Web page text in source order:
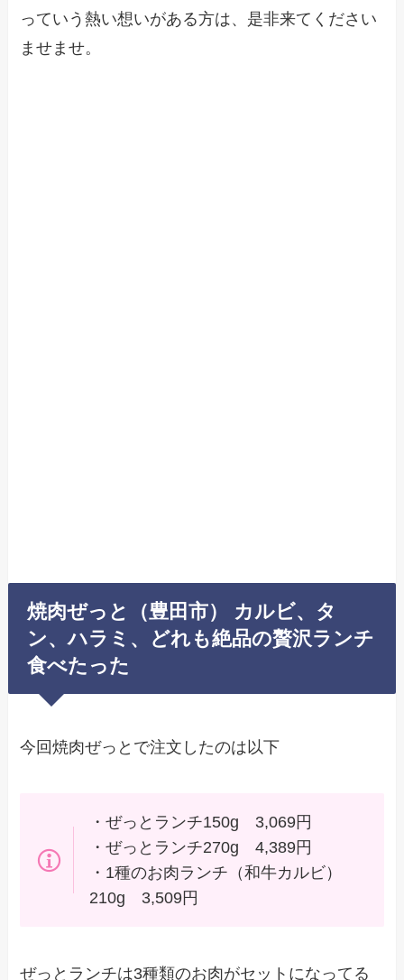
っていう熱い想いがある方は、是非来てください
ませませ。
焼肉ぜっと（豊田市） カルビ、タ
ン、ハラミ、どれも絶品の贅沢ランチ
食べたった
今回焼肉ぜっとで注文したのは以下
・ぜっとランチ150g 3,069円
・ぜっとランチ270g 4,389円
・1種のお肉ランチ（和牛カルビ）
210g 3,509円
ぜっとランチは3種類のお肉がセットになってる